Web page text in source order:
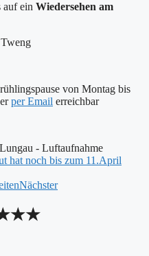
auf ein Wiedersehen am
von Montag bis
per Email erreichbar
hat noch bis zum 11.April
Nächster